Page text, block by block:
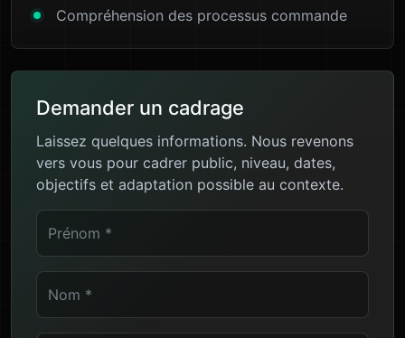
Compréhension des processus commande
Demander un cadrage
Laissez quelques informations. Nous revenons
vers vous pour cadrer public, niveau, dates,
objectifs et adaptation possible au contexte.
Prénom
Nom